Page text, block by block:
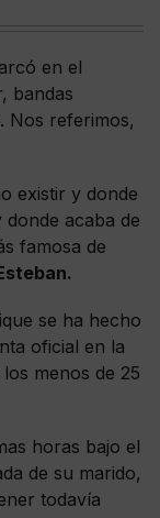
en el
bandas
Nos referimos,
existir y donde
acaba de
famosa de
se ha hecho
oficial en la
menos de 25
horas bajo el
de su marido,
todavía